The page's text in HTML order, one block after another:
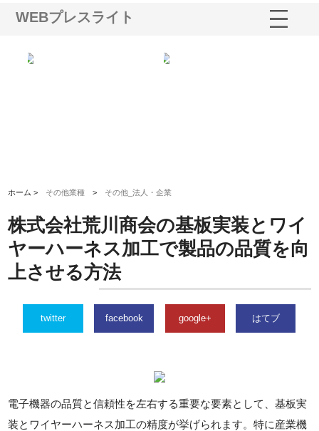
WEBプレスライト
ホーム > その他業種 > その他_法人・企業
株式会社荒川商会の基板実装とワイ
ヤーハーネス加工で製品の品質を向
上させる方法
twitter facebook google+ はてブ
電子機器の品質と信頼性を左右する重要な要素として、基板実
装とワイヤーハーネス加工の精度が挙げられます。特に産業機